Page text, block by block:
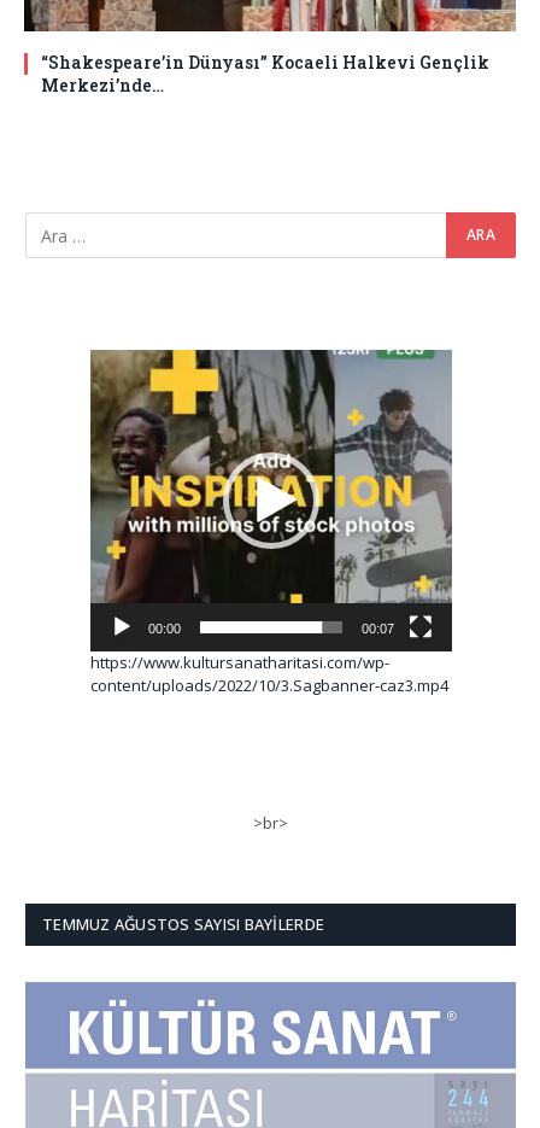
“Shakespeare’in Dünyası” Kocaeli Halkevi Gençlik
Merkezi’nde…
Video
oynatıcı
00:00 00:07
https://www.kultursanatharitasi.com/wp-
content/uploads/2022/10/3.Sagbanner-caz3.mp4
>br>
TEMMUZ AĞUSTOS SAYISI BAYILERDE